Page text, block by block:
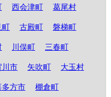
西会津町 葛尾村
町 古殿町 磐梯町
川俣町 三春町
川市 矢吹町 大玉村
多方市 棚倉町